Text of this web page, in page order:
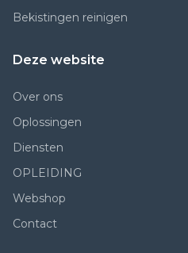
Bekistingen reinigen
Deze website
Over ons
Oplossingen
Diensten
OPLEIDING
Webshop
Contact